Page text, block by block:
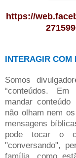
https://
INTERAGIR COM
Somos
“conteúdos.
mandar
não olham nem
mensagens
pode tocar o
"conversando",